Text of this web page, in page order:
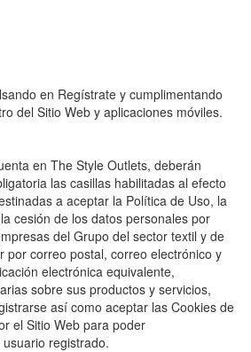
en Regístrate y cumplimentando
del Sitio Web y aplicaciones móviles.
en The Style Outlets, deberán
las casillas habilitadas al efecto
a aceptar la Política de Uso, la
cesión de los datos personales por
del Grupo del sector textil y de
por correo postal, correo electrónico y
electrónica equivalente,
sobre sus productos y servicios,
así como aceptar las Cookies de
el Sitio Web para poder
registrado.